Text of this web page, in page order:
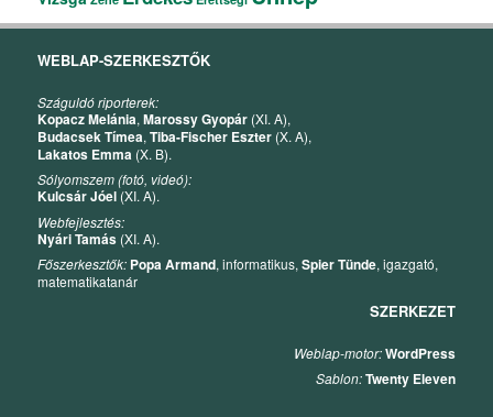
WEBLAP-SZERKESZTŐK
Száguldó riporterek:
Kopacz Melánia,Marossy Gyopár (XI. A),
Budacsek Tímea,Tiba-Fischer Eszter (X. A),
Lakatos Emma (X. B).
Sólyomszem (fotó, videó):
Kulcsár Jóel (XI. A).
Webfejlesztés:
Nyári Tamás (XI. A).
Főszerkesztők: Popa Armand, informatikus,Spier Tünde, igazgató,
matematikatanár
SZERKEZET
Weblap-motor:WordPress
Sablon:Twenty Eleven